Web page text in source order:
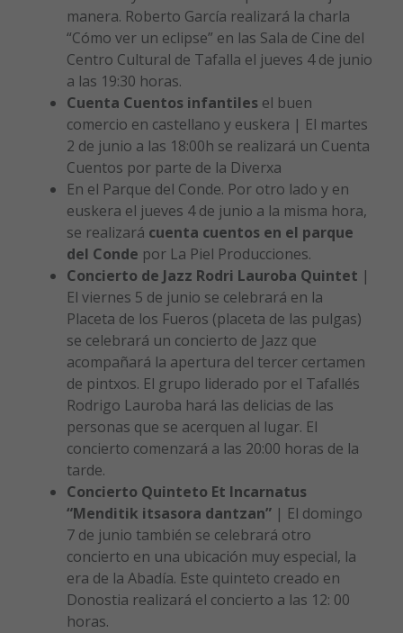
manera. Roberto García realizará la charla
“Cómo ver un eclipse” en las Sala de Cine del
Centro Cultural de Tafalla el jueves 4 de junio
a las 19:30 horas.
Cuenta Cuentos infantilesel buen
comercio en castellano y euskera | El martes
2 de junio a las 18:00h se realizará un Cuenta
Cuentos por parte de la Diverxa
En el Parque del Conde. Por otro lado y en
euskera el jueves 4 de junio a la misma hora,
se realizará cuenta cuentos en el parque
del Conde por La Piel Producciones.
Concierto de Jazz Rodri Lauroba Quintet |
El viernes 5 de junio se celebrará en la
Placeta de los Fueros (placeta de las pulgas)
se celebrará un concierto de Jazz que
acompañará la apertura del tercer certamen
de pintxos. El grupo liderado por el Tafallés
Rodrigo Lauroba hará las delicias de las
personas que se acerquen al lugar. El
concierto comenzará a las 20:00 horas de la
tarde.
Concierto Quinteto Et Incarnatus
“Menditik itsasora dantzan”| El domingo
7 de junio también se celebrará otro
concierto en una ubicación muy especial, la
era de la Abadía. Este quinteto creado en
Donostia realizará el concierto a las 12: 00
horas.